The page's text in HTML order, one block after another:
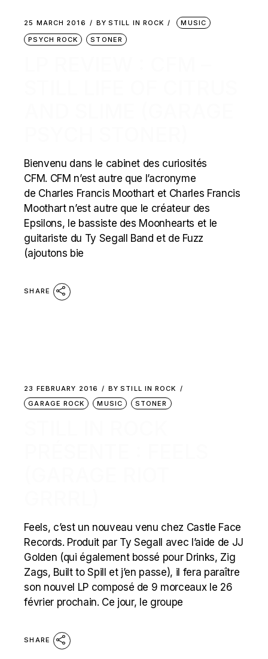
25 MARCH 2016 BY STILL IN ROCK
MUSIC
PSYCH ROCK
STONER
Bienvenu dans le cabinet des curiosités
CFM. CFM n’est autre que l’acronyme
de Charles Francis Moothart et Charles Francis
Moothart n’est autre que le créateur des
Epsilons, le bassiste des Moonhearts et le
guitariste du Ty Segall Band et de Fuzz
(ajoutons bie
SHARE
23 FEBRUARY 2016 BY STILL IN ROCK
GARAGE ROCK
MUSIC STONER
Feels, c’est un nouveau venu chez Castle Face
Records. Produit par Ty Segall avec l’aide de JJ
Golden (qui également bossé pour Drinks, Zig
Zags, Built to Spill et j’en passe), il fera paraître
son nouvel LP composé de 9 morceaux le 26
février prochain. Ce jour, le groupe
SHARE